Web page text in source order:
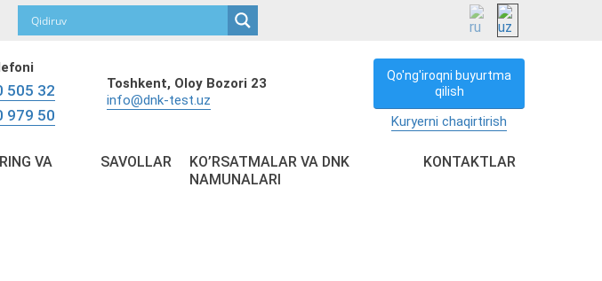
505 32
979 50
Toshkent, Oloy Bozori 23
info@dnk-test.uz
Qo'ng'iroqni buyurtma
qilish
Kuryerni chaqirtirish
VA
SAVOLLAR
KO’RSATMALAR VA DNK
NAMUNALARI
KONTAKTLAR